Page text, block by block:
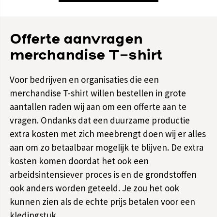
Offerte aanvragen
merchandise T-shirt
Voor bedrijven en organisaties die een
merchandise T-shirt willen bestellen in grote
aantallen raden wij aan om een offerte aan te
vragen. Ondanks dat een duurzame productie
extra kosten met zich meebrengt doen wij er alles
aan om zo betaalbaar mogelijk te blijven. De extra
kosten komen doordat het ook een
arbeidsintensiever proces is en de grondstoffen
ook anders worden geteeld. Je zou het ook
kunnen zien als de echte prijs betalen voor een